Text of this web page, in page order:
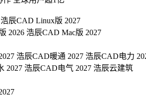
浩辰CAD Linux版 2027
2026 浩辰CAD Mac版 2027
浩辰CAD暖通 2027 浩辰CAD电力
2027 浩辰CAD电气 2027 浩辰云建筑